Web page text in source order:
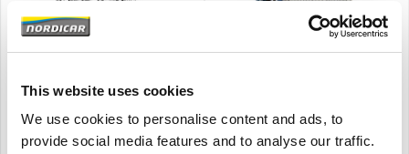
This website uses cookies
We use cookies to personalise content and ads, to
provide social media features and to analyse our traffic.
Kühlmittelrohrleitung -
Gebrauchtteil Volvo Ama
Brand
Volvo - KL
Diverse toepassingen